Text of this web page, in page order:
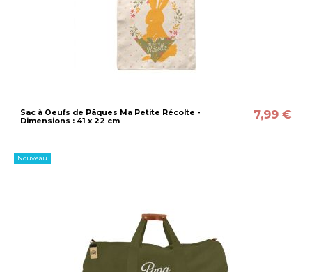
Sac à Oeufs de Pâques Ma Petite Récolte -
Dimensions : 41 x 22 cm
7,99 €
Nouveau